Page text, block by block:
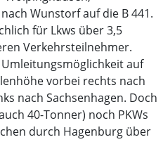
Wunstorf auf die B 441.
für Lkws über 3,5
Verkehrsteilnehmer.
auf
vorbei rechts nach
nach Sachsenhagen. Doch
40-Tonner) noch PKWs
durch Hagenburg über